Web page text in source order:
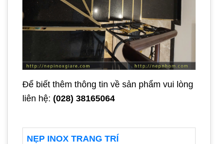
Để biết thêm thông tin về sản phẩm vui lòng
liên hệ: (028) 38165064
NẸP INOX TRANG TRÍ